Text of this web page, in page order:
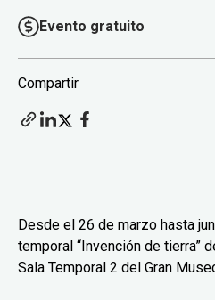
Evento gratuito
Compartir
Desde el 26 de marzo hasta
temporal “Invención de tierra”
Sala Temporal 2 del Gran